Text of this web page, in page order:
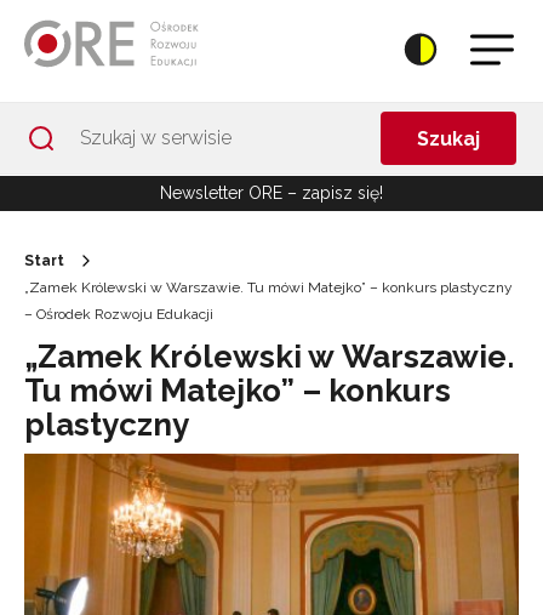
Szukaj
Newsletter ORE – zapisz się!
Start
„Zamek Królewski w Warszawie. Tu mówi Matejko” – konkurs plastyczny
– Ośrodek Rozwoju Edukacji
„Zamek Królewski w Warszawie.
Tu mówi Matejko” – konkurs
plastyczny